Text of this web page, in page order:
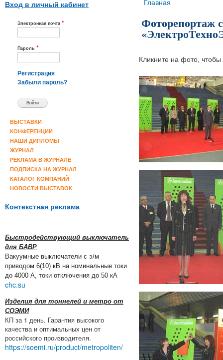
Вход в личный кабинет
Электронная почта *
Пароль *
Регистрация
Забыли пароль?
ВЫСТАВКИ
КОНФЕРЕНЦИИ
НАШИ ДИПЛОМЫ
ЖУРНАЛ
РЕКЛАМА В ЖУРНАЛЕ
ПОДПИСКА НА ЖУРНАЛ
КАТАЛОГ КОМПАНИЙ
НОВОСТИ ВЫСТАВОК
Контекстная реклама
Быстродействующий выключатель
для БАВР
Вакуумные выключатели с э/м
приводом 6(10) кВ на номинальные токи
до 4000 А, токи отключения до 50 кА
chc.su
Изделия для тоннелей и метро от
СОЭМИ
КП за 1 день. Гарантия высокого
качества и оптимальных цен от
российского производителя.
https://soemi.ru/product/metropoliten/
Вы здесь
Главная
Фоторепортаж
Кликните на фото, чтобы